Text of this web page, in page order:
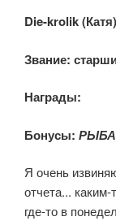
Die-krolik (Катя)
Звание:
Награды:
Бонусы:
Я очень
отчета...
где-то в